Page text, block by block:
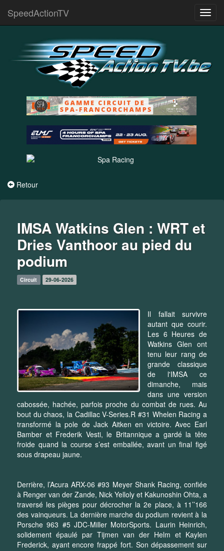
SpeedActionTV
Retour
IMSA Watkins Glen : WRT et
Dries Vanthoor au pied du
podium
Circuit 29-06-2026
Il fallait survivre
autant que courir.
Les 6 Heures de
Watkins Glen ont
tenu leur rang de
grande classique
de l'IMSA ce
dimanche, mais
dans une version
cabossée, hachée, parfois proche du combat de rues. Au
bout du chaos, la Cadillac V-Series.R #31 Whelen Racing a
transformé la pole de Jack Aitken en victoire. Avec Earl
Bamber et Frederik Vesti, le Britannique a gardé la tête
froide quand la course s’est emballée, avant un final figé
sous drapeau jaune.
Derrière, l’Acura ARX-06 #93 Meyer Shank Racing, confiée
à Renger van der Zande, Nick Yelloly et Kakunoshin Ohta, a
traversé les pièges pour décrocher la 2e place, à 11’’166
des vainqueurs. La dernière marche du podium revient à la
Porsche 963 #5 JDC-Miller MotorSports. Laurin Heinrich,
solidement épaulé par Tijmen van der Helm et Kaylen
Frederick, ayant encore frappé fort. Son dépassement sur